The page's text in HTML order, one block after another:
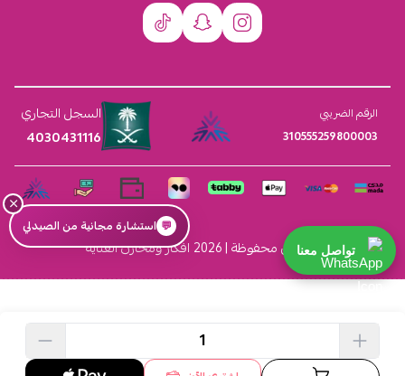
الرقم الضريبي
310555259800003
السجل التجاري
4030431116
الحقوق محفوظة | 2026 افكار ومخازن العناية
×
💬 استشارة مجانية من الصيدلي
تواصل معنا